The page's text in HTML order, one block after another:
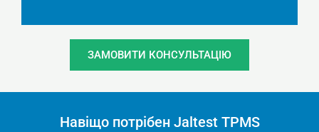
ЗАМОВИТИ КОНСУЛЬТАЦІЮ
Навіщо потрібен Jaltest TPMS